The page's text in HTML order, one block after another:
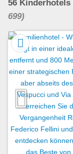
56 Kinderhotels
699)